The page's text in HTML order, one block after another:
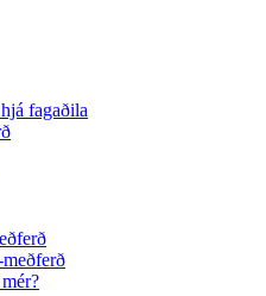
fagaðila